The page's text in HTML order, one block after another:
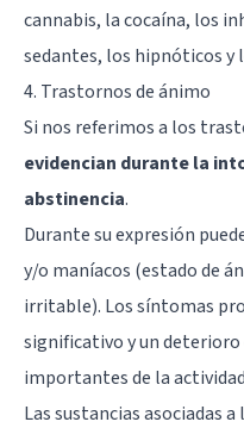
cannabis, la cocaína, los
sedantes, los hipnóticos y
4. Trastornos de ánimo
Si nos referimos a los
evidencian durante la
abstinencia.
Durante su expresión
y/o maníacos (estado de
irritable). Los síntomas
significativo y un deterioro
importantes de la
Las sustancias asociadas